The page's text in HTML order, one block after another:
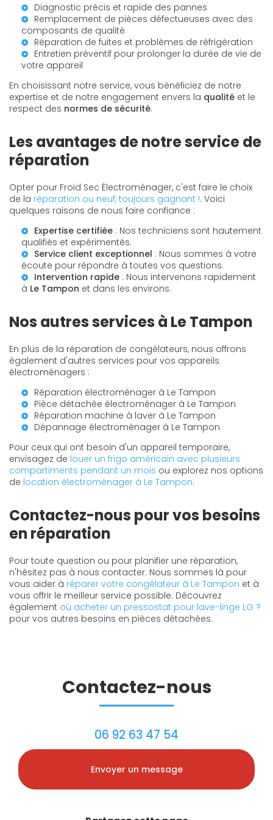
Diagnostic précis et rapide des pannes
Remplacement de pièces défectueuses avec des
composants de qualité
Réparation de fuites et problèmes de réfrigération
Entretien préventif pour prolonger la durée de vie de
votre appareil
En choisissant notre service, vous bénéficiez de notre
expertise et de notre engagement envers la qualité et le
respect des normes de sécurité.
Les avantages de notre service de
réparation
Opter pour Froid Sec Électroménager, c'est faire le choix
de la réparation ou neuf, toujours gagnant !. Voici
quelques raisons de nous faire confiance :
Expertise certifiée : Nos techniciens sont hautement
qualifiés et expérimentés.
Service client exceptionnel : Nous sommes à votre
écoute pour répondre à toutes vos questions.
Intervention rapide : Nous intervenons rapidement
à Le Tampon et dans les environs.
Nos autres services à Le Tampon
En plus de la réparation de congélateurs, nous offrons
également d'autres services pour vos appareils
électroménagers :
Réparation électroménager à Le Tampon
Pièce détachée électroménager à Le Tampon
Réparation machine à laver à Le Tampon
Dépannage électroménager à Le Tampon
Pour ceux qui ont besoin d'un appareil temporaire,
envisagez de louer un frigo américain avec plusieurs
compartiments pendant un mois ou explorez nos options
de location électroménager à Le Tampon.
Contactez-nous pour vos besoins
en réparation
Pour toute question ou pour planifier une réparation,
n'hésitez pas à nous contacter. Nous sommes là pour
vous aider à réparer votre congélateur à Le Tampon et à
vous offrir le meilleur service possible. Découvrez
également où acheter un pressostat pour lave-linge LG ?
pour vos autres besoins en pièces détachées.
Contactez-nous
06 92 63 47 54
Envoyer un message